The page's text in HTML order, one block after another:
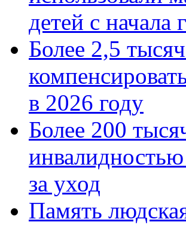
детей с начала
Более 2,5
в 2026 году
Более 200
за уход
Память